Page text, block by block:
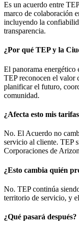
Es un acuerdo entre
marco de colaboración
incluyendo la
transparencia.
¿Por qué TEP y la
El panorama energético
TEP reconocen el valor
planificar el futuro,
comunidad.
¿Afecta esto mis
No. El Acuerdo no
servicio al cliente. TEP
Corporaciones de
¿Esto cambia quién
No. TEP continúa
territorio de servicio, y
¿Qué pasará después?